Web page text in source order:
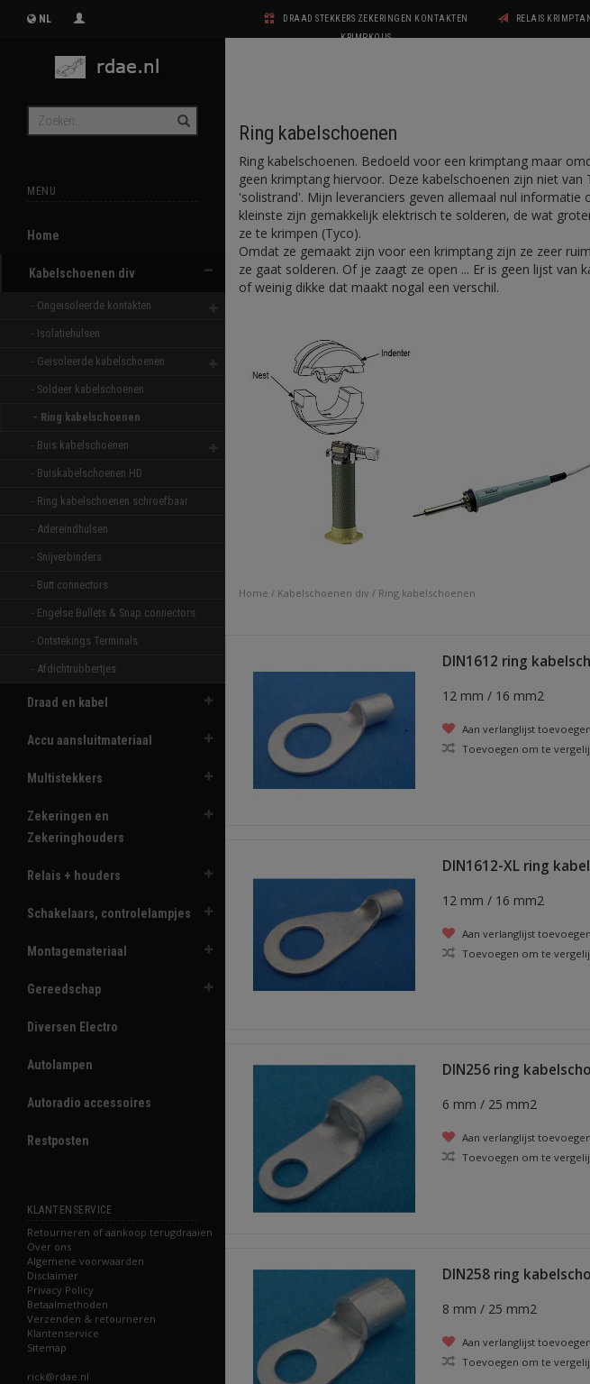
NL
DRAAD STEKKERS ZEKERINGEN KONTAKTEN
KRIMPKOUS
RELAIS
MENU
Home
Kabelschoenen div
- Ongeisoleerde kontakten
- Isolatiehulsen
- Geisoleerde kabelschoenen
- Soldeer kabelschoenen
- Ring kabelschoenen
- Buis kabelschoenen
- Buiskabelschoenen HD
- Ring kabelschoenen schroefbaar
- Adereindhulsen
- Snijverbinders
- Butt connectors
- Engelse Bullets & Snap connectors
- Ontstekings Terminals
- Afdichtrubbertjes
Draad en kabel
Accu aansluitmateriaal
Multistekkers
Zekeringen en
Zekeringhouders
Relais + houders
Schakelaars, controlelampjes
Montagemateriaal
Gereedschap
Diversen Electro
Autolampen
Autoradio accessoires
Restposten
KLANTENSERVICE
Retourneren of aankoop terugdraaien
Over ons
Algemene voorwaarden
Disclaimer
Privacy Policy
Betaalmethoden
Verzenden & retourneren
Klantenservice
Sitemap
rick@rdae.nl
Ring kabelschoenen
Ring kabelschoenen. Bedoeld voor een krimptang maar
geen krimptang hiervoor. Deze kabelschoenen zijn niet
'solistrand'. Mijn leveranciers geven allemaal nul
kleinste zijn gemakkelijk elektrisch te solderen, de wat
ze te krimpen (Tyco).
Omdat ze gemaakt zijn voor een krimptang zijn ze zeer
ze gaat solderen. Of je zaagt ze open ... Er is geen lijst van
of weinig dikke dat maakt nogal een verschil.
Home / Kabelschoenen div / Ring kabelschoenen
DIN1612 ring
12 mm / 16 mm2
Aan verlanglijst toevoegen
Toevoegen om te
DIN1612-XL ring
12 mm / 16 mm2
Aan verlanglijst toevoegen
Toevoegen om te
DIN256 ring
6 mm / 25 mm2
Aan verlanglijst toevoegen
Toevoegen om te
DIN258 ring
8 mm / 25 mm2
Aan verlanglijst toevoegen
Toevoegen om te